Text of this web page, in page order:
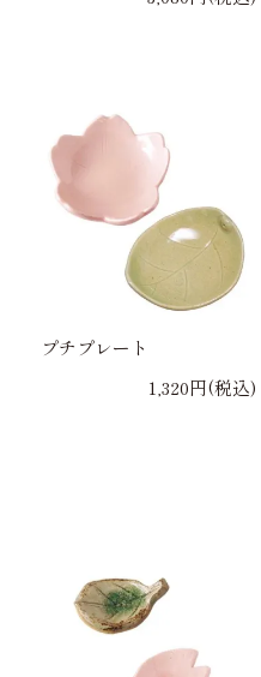
プチプレート
1,320円(税込)